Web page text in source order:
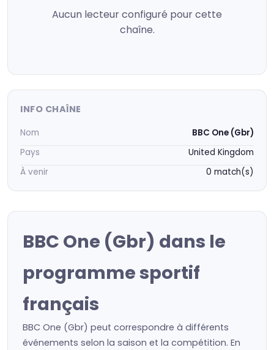
Aucun lecteur configuré pour cette
chaîne.
INFO CHAÎNE
Nom
BBC One (Gbr)
Pays
United Kingdom
À venir
0 match(s)
BBC One (Gbr) dans le
programme sportif
français
BBC One (Gbr) peut correspondre à différents
événements selon la saison et la compétition. En